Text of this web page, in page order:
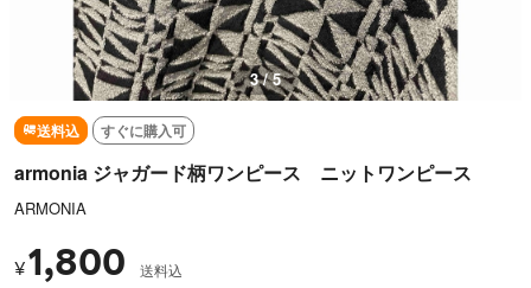
3 / 5
送料込 すぐに購入可
armonia ジャガード柄ワンピース ニットワンピース
ARMONIA
¥1,800 送料込